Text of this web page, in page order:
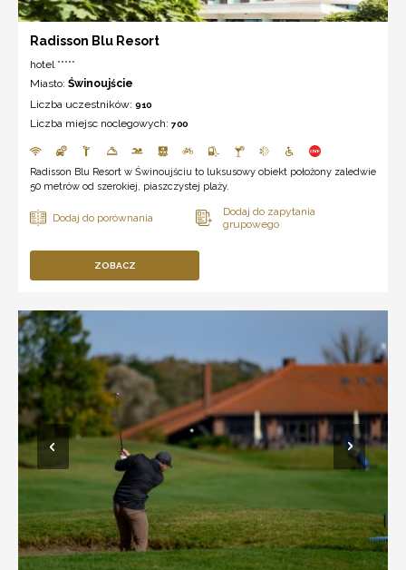
Radisson Blu Resort
hotel *****
Miasto: Świnoujście
Liczba uczestników: 910
Liczba miejsc noclegowych: 700
Radisson Blu Resort w Świnoujściu to luksusowy obiekt położony zaledwie
50 metrów od szerokiej, piaszczystej plaży.
ZOBACZ